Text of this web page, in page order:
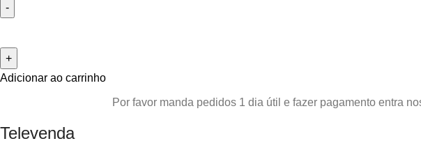
Adicionar ao carrinho
Por favor manda pedidos 1 dia útil e fazer pagamento entra
Televenda